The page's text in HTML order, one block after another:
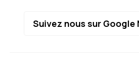
Suivez nous sur Google